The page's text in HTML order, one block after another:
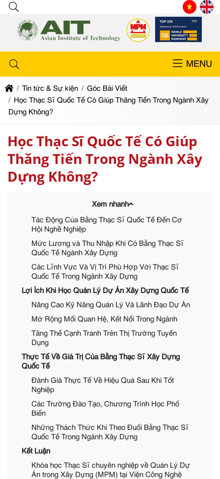
MENU
Tin tức & Sự kiện
Góc Bài Viết
Học Thạc Sĩ Quốc Tế Có Giúp Thăng Tiến Trong Ngành Xây
Dựng Không?
Học Thạc Sĩ Quốc Tế Có Giúp
Thăng Tiến Trong Ngành Xây
Dựng Không?
Xem nhanh
Tác Động Của Bằng Thạc Sĩ Quốc Tế Đến Cơ
Hội Nghề Nghiệp
Mức Lương và Thu Nhập Khi Có Bằng Thạc Sĩ
Quốc Tế Ngành Xây Dựng
Các Lĩnh Vực Và Vị Trí Phù Hợp Với Thạc Sĩ
Quốc Tế Trong Ngành Xây Dựng
Lợi Ích Khi Học Quản Lý Dự Án Xây Dựng Quốc Tế
Nâng Cao Kỹ Năng Quản Lý Và Lãnh Đạo Dự Án
Mở Rộng Mối Quan Hệ, Kết Nối Trong Ngành
Tăng Thế Cạnh Tranh Trên Thị Trường Tuyển
Dụng
Thực Tế Về Giá Trị Của Bằng Thạc Sĩ Xây Dựng
Quốc Tế
Đánh Giá Thực Tế Về Hiệu Quả Sau Khi Tốt
Nghiệp
Các Trường Đào Tạo, Chương Trình Học Phổ
Biến
Những Thách Thức Khi Theo Đuổi Bằng Thạc Sĩ
Quốc Tế Trong Ngành Xây Dựng
Kết Luận
Khóa học Thạc Sĩ chuyên nghiệp về Quản Lý Dự
Án trong Xây Dựng (MPM) tại Viện Công Nghệ